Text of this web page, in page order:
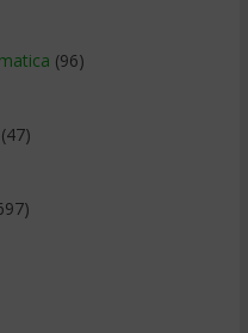
(96)
(47)